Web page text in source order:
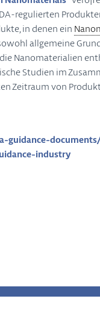
regulierten
in denen ein
allgemeine
Nanomaterialien
Studien im
Zeitraum von
industry